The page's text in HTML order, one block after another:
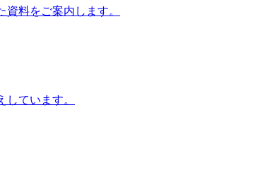
料をご案内します。
ています。